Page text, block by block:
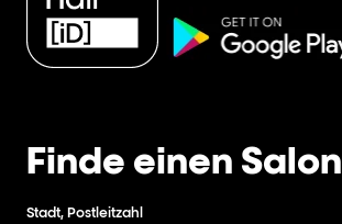
Finde einen Salon
Stadt, Postleitzahl